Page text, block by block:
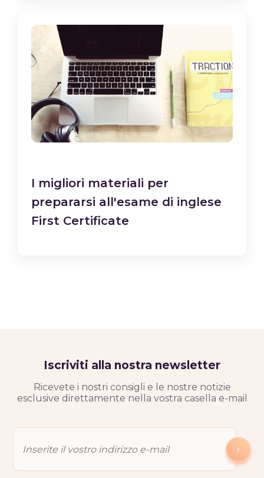
I migliori materiali per
prepararsi all'esame di inglese
First Certificate
Iscriviti alla nostra newsletter
Ricevete i nostri consigli e le nostre notizie
esclusive direttamente nella vostra casella e-mail